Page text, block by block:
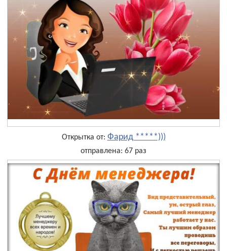
Открытка от: Фарид *****)))
отправлена: 67 раз